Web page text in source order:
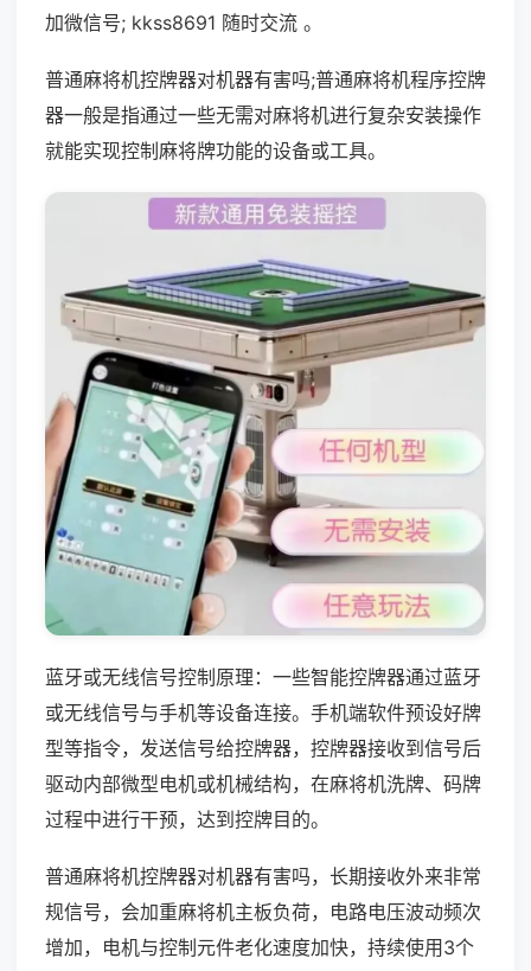
加微信号; kkss8691 随时交流 。
普通麻将机控牌器对机器有害吗;普通麻将机程序控牌
器一般是指通过一些无需对麻将机进行复杂安装操作
就能实现控制麻将牌功能的设备或工具。
蓝牙或无线信号控制原理：一些智能控牌器通过蓝牙
或无线信号与手机等设备连接。手机端软件预设好牌
型等指令，发送信号给控牌器，控牌器接收到信号后
驱动内部微型电机或机械结构，在麻将机洗牌、码牌
过程中进行干预，达到控牌目的。
普通麻将机控牌器对机器有害吗，长期接收外来非常
规信号，会加重麻将机主板负荷，电路电压波动频次
增加，电机与控制元件老化速度加快，持续使用3个